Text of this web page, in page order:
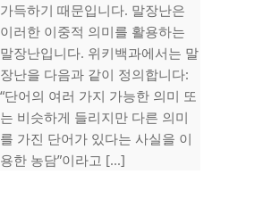
가득하기 때문입니다. 말장난은
이러한 이중적 의미를 활용하는
말장난입니다. 위키백과에서는 말
장난을 다음과 같이 정의합니다:
“단어의 여러 가지 가능한 의미 또
는 비슷하게 들리지만 다른 의미
를 가진 단어가 있다는 사실을 이
용한 농담”이라고 [...]